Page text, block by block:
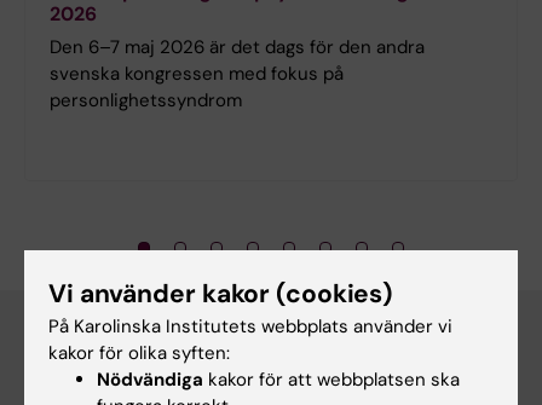
2026
Den 6–7 maj 2026 är det dags för den andra
svenska kongressen med fokus på
personlighetssyndrom
Ett urval av våra kunskapsområden
Vi använder kakor (cookies)
På Karolinska Institutets webbplats använder vi
kakor för olika syften:
Nödvändiga kakor för att webbplatsen ska